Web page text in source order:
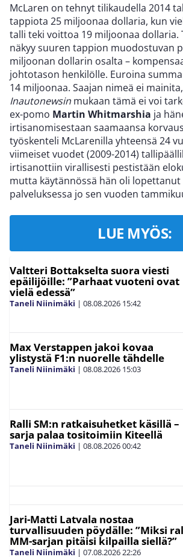
McLaren on tehnyt tilikaudella 2014
tappiota 25 miljoonaa dollaria, kun
talli teki voittoa 19 miljoonaa dollaria.
näkyy suuren tappion muodostuvan
miljoonan dollarin osalta –
johtotason henkilölle. Euroina
14 miljoonaa. Saajan nimeä ei
Inautonewsin mukaan tämä ei voi
ex-pomo Martin Whitmarshia ja
irtisanomisestaan saamaansa
työskenteli McLarenilla yhteensä 24
viimeiset vuodet (2009-2014)
irtisanottiin virallisesti pestistään
mutta käytännössä hän oli lopettanut
palveluksessa jo sen vuoden
LUE MYÖS:
Valtteri Bottakselta suora viesti
epäilijöille: ”Parhaat vuoteni ovat
vielä edessä”
Taneli Niinimäki | 08.08.2026 15:42
Max Verstappen jakoi kovaa
ylistystä F1:n nuorelle tähdelle
Taneli Niinimäki | 08.08.2026 15:03
Ralli SM:n ratkaisuhetket käsillä –
sarja palaa tositoimiin Kiteellä
Taneli Niinimäki | 08.08.202600:42
Jari-Matti Latvala nostaa
turvallisuuden pöydälle: ”Miksi
MM-sarjan pitäisi kilpailla siellä?”
Taneli Niinimäki | 07.08.2026 22:26